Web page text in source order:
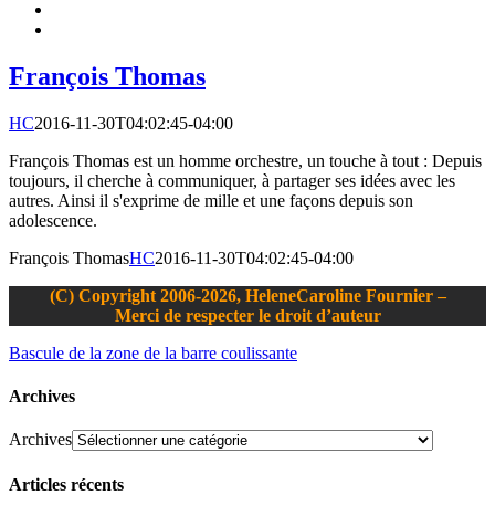
François Thomas
HC2016-11-30T04:02:45-04:00
François Thomas est un homme orchestre, un touche à tout : Depuis
toujours, il cherche à communiquer, à partager ses idées avec les
autres. Ainsi il s'exprime de mille et une façons depuis son
adolescence.
François ThomasHC2016-11-30T04:02:45-04:00
(C) Copyright 2006-2026, HeleneCaroline Fournier –
Merci de respecter le droit d’auteur
Bascule de la zone de la barre coulissante
Archives
Archives
Articles récents